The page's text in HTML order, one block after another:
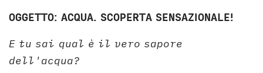
OGGETTO: ACQUA. SCOPERTA SENSAZIONALE!
E tu sai qual è il vero sapore
dell'acqua?